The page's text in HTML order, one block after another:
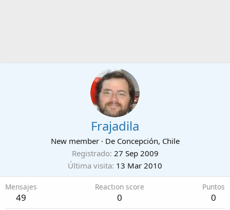
Frajadila
New member · De Concepción, Chile
Registrado 27 Sep 2009
Última visita 13 Mar 2010
Mensajes
49
Reaction score
0
Puntos
0